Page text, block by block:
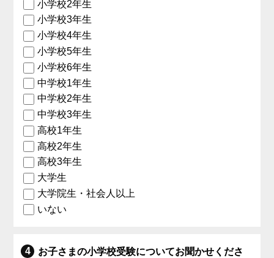
小学校2年生
小学校3年生
小学校4年生
小学校5年生
小学校6年生
中学校1年生
中学校2年生
中学校3年生
高校1年生
高校2年生
高校3年生
大学生
大学院生・社会人以上
いない
お子さまの小学校受験についてお聞かせくださ